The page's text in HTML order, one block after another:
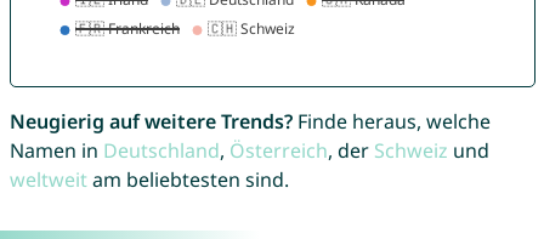
Neugierig auf weitere Trends?Finde heraus, welche
Namen in Deutschland, Österreich, der Schweiz und
weltweitam beliebtesten sind.